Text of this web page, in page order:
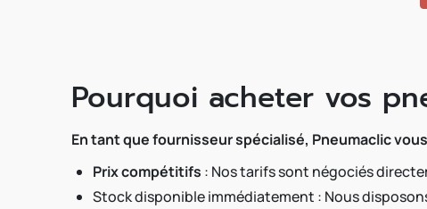
Pourquoi acheter vos
En tant que fournisseur spécialisé, Pneumaclic
Prix compétitifs : Nos tarifs sont négociés
Stock disponible immédiatement : Nous